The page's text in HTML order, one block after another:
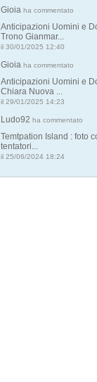
Gioia ha commentato
Anticipazioni Uomini e
Trono Gianmar...
il 30/01/2025 12:40
Gioia ha commentato
Anticipazioni Uomini e
Chiara Nuova ...
il 29/01/2025 14:23
Ludo92 ha commentato
Temtpation Island : foto
tentatori...
il 25/06/2024 18:24